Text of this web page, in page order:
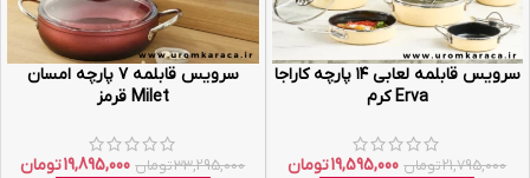
سرویس قابلمه لعابی ۱۴ پارچه کاراجا
Erva کرم
21,795,000تومان 19,595,000تومان
سرویس قابلمه ۷ پارچه امسان
Milet قرمز
33,295,000تومان 19,895,000تومان